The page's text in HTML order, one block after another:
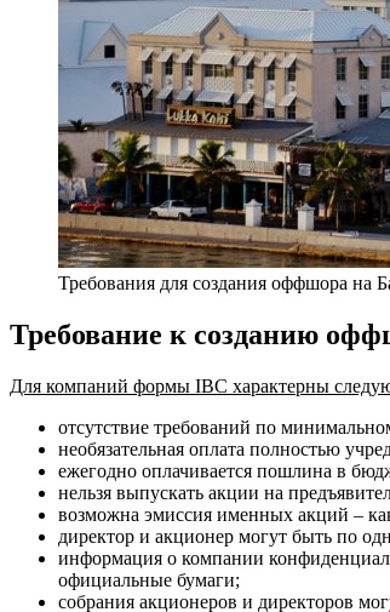
Требования для создания оффшора на
Требование к созданию
Для компаний формы IBC характерны
отсутствие требований по
необязательная оплата полностью
ежегодно оплачивается пошлина в
нельзя выпускать акции на
возможна эмиссия именных акций –
директор и акционер могут быть по
информация о компании
официальные бумаги;
собрания акционеров и директоров